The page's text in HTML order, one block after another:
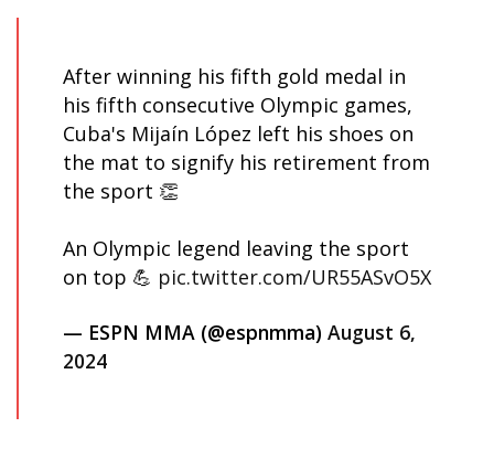
After winning his fifth gold medal in
his fifth consecutive Olympic games,
Cuba's Mijaín López left his shoes on
the mat to signify his retirement from
the sport 👏
An Olympic legend leaving the sport
on top 💪 pic.twitter.com/UR55ASvO5X
— ESPN MMA (@espnmma) August 6,
2024